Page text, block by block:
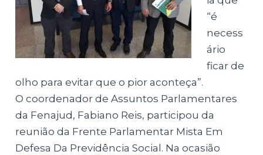
“é
necess
ário
ficar de
olho para evitar que o pior aconteça”.
O coordenador de Assuntos Parlamentares
da Fenajud, Fabiano Reis, participou da
reunião da Frente Parlamentar Mista Em
Defesa Da Previdência Social. Na ocasião